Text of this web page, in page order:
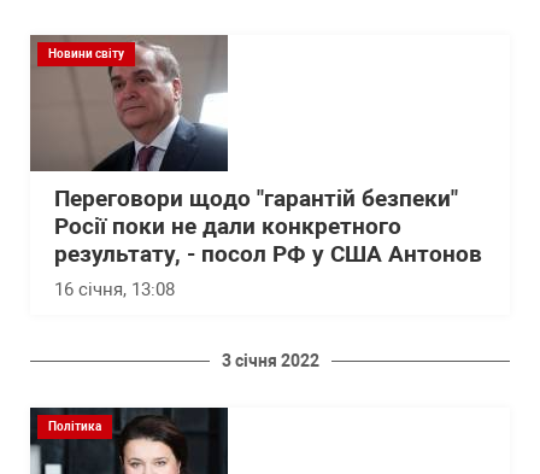
Новини світу
Переговори щодо "гарантій безпеки"
Росії поки не дали конкретного
результату, - посол РФ у США Антонов
16 січня, 13:08
3 січня 2022
Політика